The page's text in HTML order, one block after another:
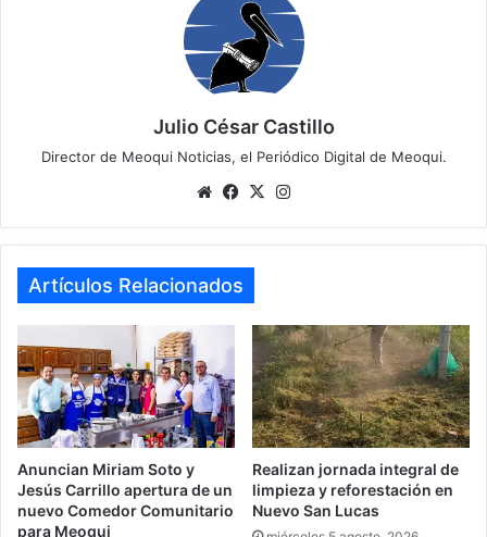
Julio César Castillo
Director de Meoqui Noticias, el Periódico Digital de Meoqui.
We
te
Fa
bo
ok
X
ra
Artículos Relacionados
Anuncian Miriam Soto y
Jesús Carrillo apertura de un
nuevo Comedor Comunitario
para Meoqui
Realizan jornada integral de
limpieza y reforestación en
Nuevo San Lucas